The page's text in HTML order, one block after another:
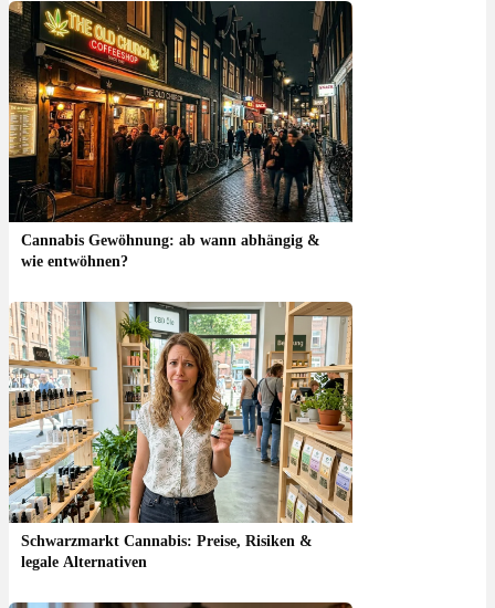
Cannabis Gewöhnung: ab wann abhängig &
wie entwöhnen?
Schwarzmarkt Cannabis: Preise, Risiken &
legale Alternativen